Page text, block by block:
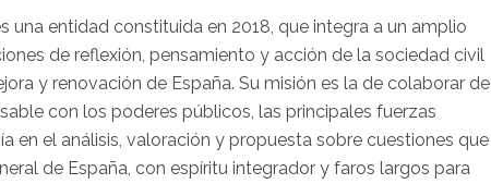
una entidad constituida en 2018, que integra a un amplio
de reflexión, pensamiento y acción de la sociedad civil
y renovación de España. Su misión es la de colaborar de
con los poderes públicos, las principales fuerzas
en el análisis, valoración y propuesta sobre cuestiones que
de España, con espíritu integrador y faros largos para